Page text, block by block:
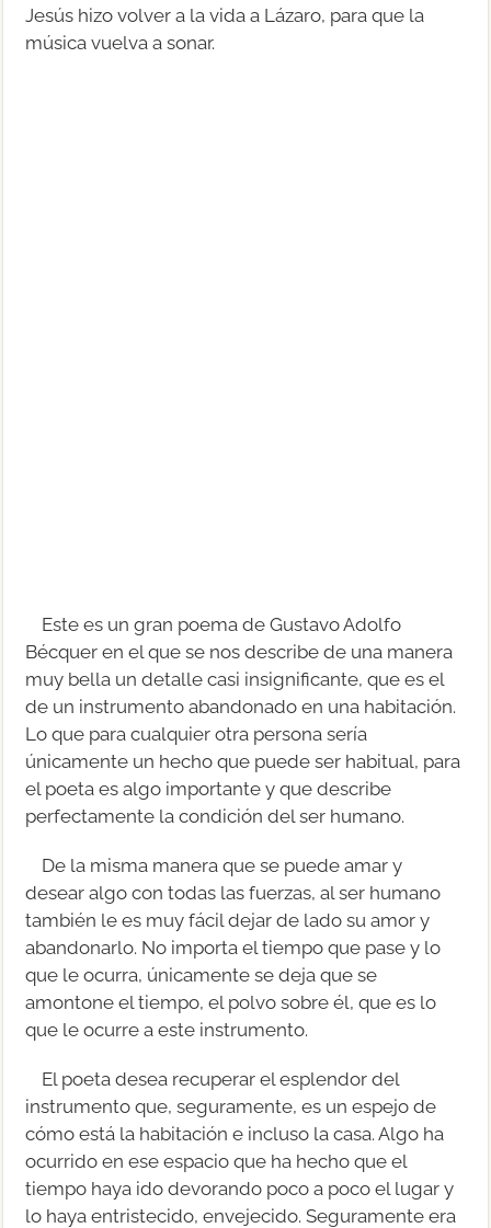
Jesús hizo volver a la vida a Lázaro, para que la
música vuelva a sonar.
Este es un gran poema de Gustavo Adolfo
Bécquer en el que se nos describe de una manera
muy bella un detalle casi insignificante, que es el
de un instrumento abandonado en una habitación.
Lo que para cualquier otra persona sería
únicamente un hecho que puede ser habitual, para
el poeta es algo importante y que describe
perfectamente la condición del ser humano.
De la misma manera que se puede amar y
desear algo con todas las fuerzas, al ser humano
también le es muy fácil dejar de lado su amor y
abandonarlo. No importa el tiempo que pase y lo
que le ocurra, únicamente se deja que se
amontone el tiempo, el polvo sobre él, que es lo
que le ocurre a este instrumento.
El poeta desea recuperar el esplendor del
instrumento que, seguramente, es un espejo de
cómo está la habitación e incluso la casa. Algo ha
ocurrido en ese espacio que ha hecho que el
tiempo haya ido devorando poco a poco el lugar y
lo haya entristecido, envejecido. Seguramente era